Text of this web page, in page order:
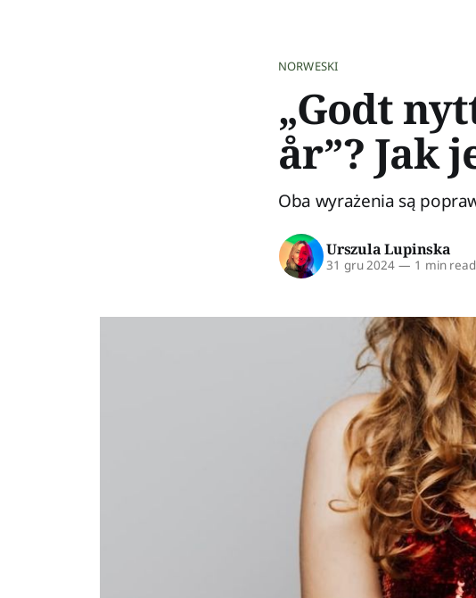
NORWESKI
„Godt
år”? Jak
Oba wyrażenia są
Urszula Lupinska
31 gru 2024 — 1 min read